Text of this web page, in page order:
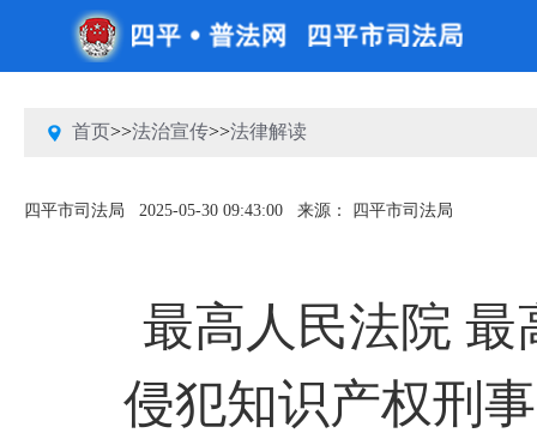
首页>>法治宣传>>法律解读
四平市司法局 2025-05-30 09:43:00 来源： 四平市司法局
最高人民法院 最
侵犯知识产权刑